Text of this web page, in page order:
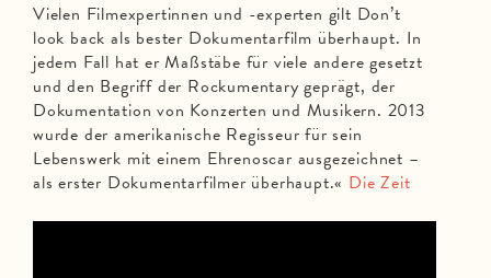
Vielen Filmexpertinnen und -experten gilt Don’t
look back als bester Dokumentarfilm überhaupt. In
jedem Fall hat er Maßstäbe für viele andere gesetzt
und den Begriff der Rockumentary geprägt, der
Dokumentation von Konzerten und Musikern. 2013
wurde der amerikanische Regisseur für sein
Lebenswerk mit einem Ehrenoscar ausgezeichnet –
als erster Dokumentarfilmer überhaupt.« Die Zeit